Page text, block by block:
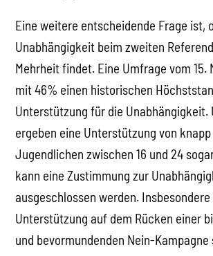
Eine weitere entscheidende Frage ist,
Unabhängigkeit beim zweiten
Mehrheit findet. Eine Umfrage vom 15.
mit 46% einen historischen
Unterstützung für die Unabhängigkeit.
ergeben eine Unterstützung von
Jugendlichen zwischen 16 und 24
kann eine Zustimmung zur
ausgeschlossen werden. Insbesondere
Unterstützung auf dem Rücken einer
und bevormundenden Nein-